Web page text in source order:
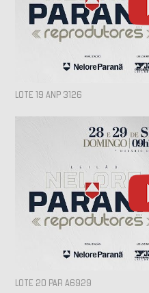
LOTE 19 ANP 3126
LOTE 20 PAR A6929